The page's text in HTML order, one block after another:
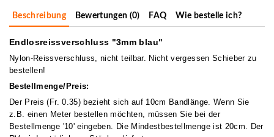
Beschreibung Bewertungen (0) FAQ Wie bestelle ich?
Endlosreissverschluss "3mm blau"
Nylon-Reissverschluss, nicht teilbar. Nicht vergessen Schieber zu
bestellen!
Bestellmenge/Preis:
Der Preis (Fr. 0.35) bezieht sich auf 10cm Bandlänge. Wenn Sie
z.B. einen Meter bestellen möchten, müssen Sie bei der
Bestellmenge '10' eingeben. Die Mindestbestellmenge ist 20cm. Der